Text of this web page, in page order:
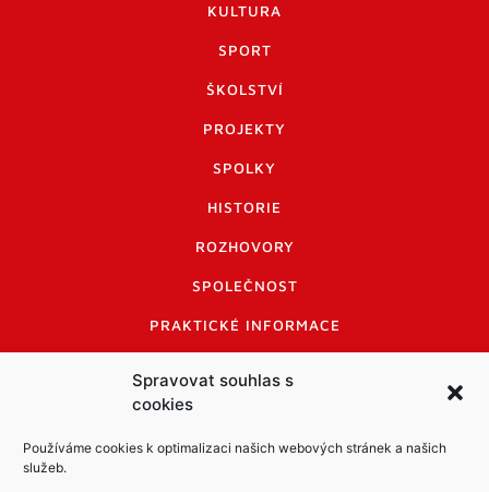
Spravovat souhlas s
cookies
Používáme cookies k optimalizaci našich webových stránek a našich
služeb.
KULTURA
SPORT
ŠKOLSTVÍ
PROJEKTY
SPOLKY
HISTORIE
ROZHOVORY
SPOLEČNOST
PRAKTICKÉ INFORMACE
INFORMACE A KODEX DISKUTUJÍCÍCH
LOGO A LOGO MANUÁL